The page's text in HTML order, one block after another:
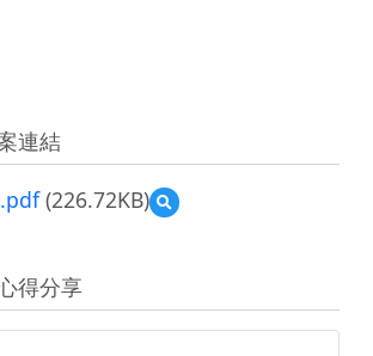
連結
(226.72KB)
預
覽
戲
教
得分享